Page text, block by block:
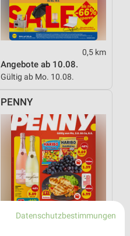
0,5 km
Angebote ab 10.08.
Gültig ab Mo. 10.08.
PENNY
Datenschutzbestimmungen